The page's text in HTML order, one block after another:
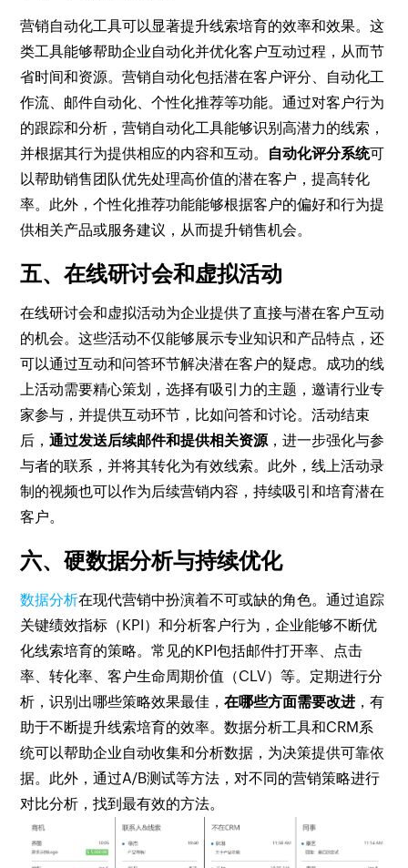
营销自动化工具可以显著提升线索培育的效率和效果。这
类工具能够帮助企业自动化并优化客户互动过程，从而节
省时间和资源。营销自动化包括潜在客户评分、自动化工
作流、邮件自动化、个性化推荐等功能。通过对客户行为
的跟踪和分析，营销自动化工具能够识别高潜力的线索，
并根据其行为提供相应的内容和互动。 自动化评分系统可
以帮助销售团队优先处理高价值的潜在客户，提高转化
率。此外，个性化推荐功能能够根据客户的偏好和行为提
供相关产品或服务建议，从而提升销售机会。
五、在线研讨会和虚拟活动
在线研讨会和虚拟活动为企业提供了直接与潜在客户互动
的机会。这些活动不仅能够展示专业知识和产品特点，还
可以通过互动和问答环节解决潜在客户的疑虑。成功的线
上活动需要精心策划，选择有吸引力的主题，邀请行业专
家参与，并提供互动环节，比如问答和讨论。活动结束
后，通过发送后续邮件和提供相关资源，进一步强化与参
与者的联系，并将其转化为有效线索。此外，线上活动录
制的视频也可以作为后续营销内容，持续吸引和培育潜在
客户。
六、硬数据分析与持续优化
数据分析在现代营销中扮演着不可或缺的角色。通过追踪
关键绩效指标（KPI）和分析客户行为，企业能够不断优
化线索培育的策略。常见的KPI包括邮件打开率、点击
率、转化率、客户生命周期价值（CLV）等。定期进行分
析，识别出哪些策略效果最佳，在哪些方面需要改进 ，有
助于不断提升线索培育的效率。数据分析工具和CRM系
统可以帮助企业自动收集和分析数据，为决策提供可靠依
据。此外，通过A/B测试等方法，对不同的营销策略进行
对比分析，找到最有效的方法。